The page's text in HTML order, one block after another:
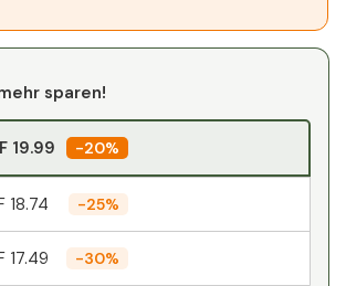
sparen!
19.99 -20%
18.74 -25%
17.49 -30%